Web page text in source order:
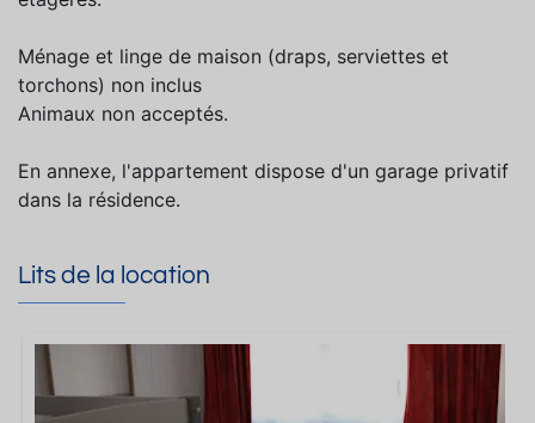
Ménage et linge de maison (draps, serviettes et
torchons) non inclus
Animaux non acceptés.
En annexe, l'appartement dispose d'un garage privatif
dans la résidence.
Lits de la location